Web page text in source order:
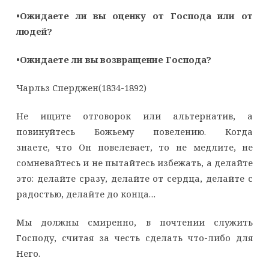
•Ожидаете ли вы оценку от Господа или от
людей?
•Ожидаете ли вы возвращение Господа?
Чарльз Сперджен(1834-1892)
Не ищите отговорок или альтернатив, а
повинуйтесь Божьему повелению. Когда
знаете, что Он повелевает, то не медлите, не
сомневайтесь и не пытайтесь избежать, а делайте
это: делайте сразу, делайте от сердца, делайте с
радостью, делайте до конца…
Мы должны смиренно, в почтении служить
Господу, считая за честь сделать что-либо для
Него.